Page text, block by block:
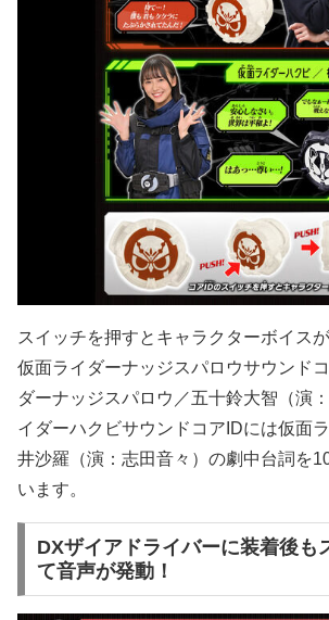
スイッチを押すとキャラクターボイス
仮面ライダーナッジスパロウサウンド
ダーナッジスパロウ／五十鈴大智（演
イダーハクビサウンドコアIDには仮面
井沙羅（演：志田音々）の劇中台詞を
います。
DXザイアドライバーに装着後も
て音声が発動！